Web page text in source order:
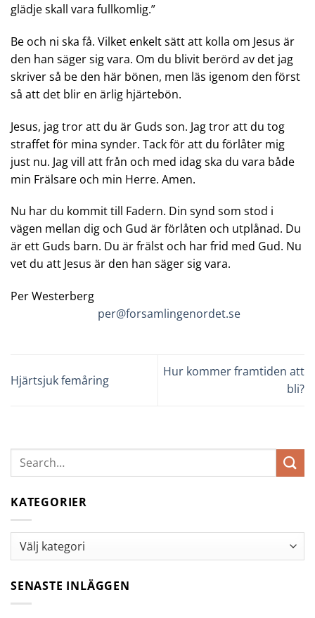
glädje skall vara fullkomlig.”
Be och ni ska få. Vilket enkelt sätt att kolla om Jesus är
den han säger sig vara. Om du blivit berörd av det jag
skriver så be den här bönen, men läs igenom den först
så att det blir en ärlig hjärtebön.
Jesus, jag tror att du är Guds son. Jag tror att du tog
straffet för mina synder. Tack för att du förlåter mig
just nu. Jag vill att från och med idag ska du vara både
min Frälsare och min Herre. Amen.
Nu har du kommit till Fadern. Din synd som stod i
vägen mellan dig och Gud är förlåten och utplånad. Du
är ett Guds barn. Du är frälst och har frid med Gud. Nu
vet du att Jesus är den han säger sig vara.
Per Westerberg
per@forsamlingenordet.se
Hjärtsjuk femåring
Hur kommer framtiden att
bli?
KATEGORIER
Kategorier
SENASTE INLÄGGEN